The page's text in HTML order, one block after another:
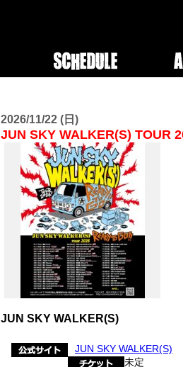
2026/11/22 (日)
JUN SKY WALKER(S) TOUR
JUN SKY WALKER(S)
JUN SKY WALKER(S)
未定